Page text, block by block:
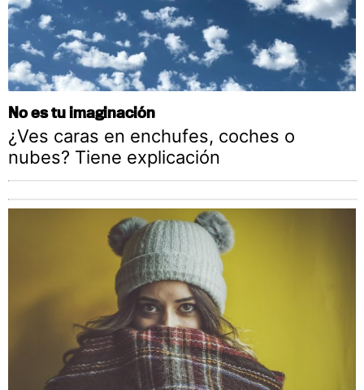
No es tu imaginación
¿Ves caras en enchufes, coches o
nubes? Tiene explicación